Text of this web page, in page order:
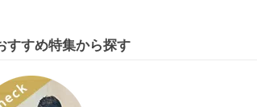
すすめ特集から探す